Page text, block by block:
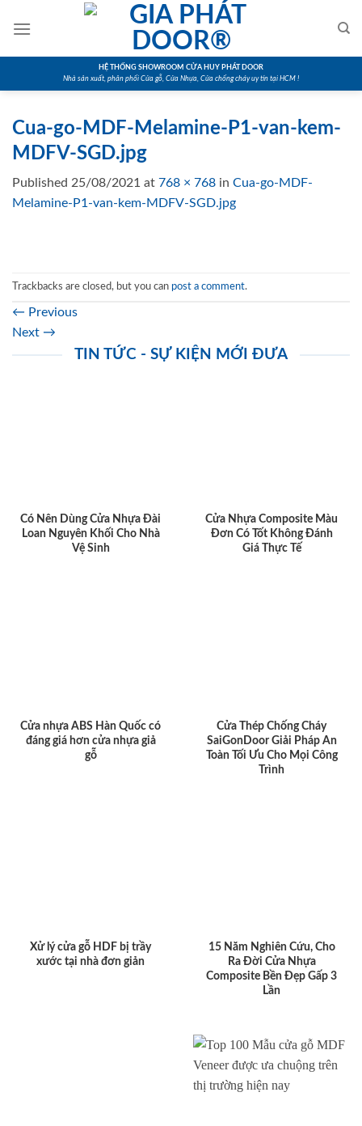
HỆ THỐNG SHOWROOM CỬA HUY PHÁT DOOR
Nhà sản xuất, phân phối Cửa gỗ, Cửa Nhựa, Cửa chống cháy uy tín tại HCM !
Cua-go-MDF-Melamine-P1-van-kem-
MDFV-SGD.jpg
Published 25/08/2021 at 768 × 768 in Cua-go-MDF-
Melamine-P1-van-kem-MDFV-SGD.jpg
Trackbacks are closed, but you can post a comment.
← Previous
Next →
TIN TỨC - SỰ KIỆN MỚI ĐƯA
Có Nên Dùng Cửa Nhựa Đài
Loan Nguyên Khối Cho Nhà
Vệ Sinh
Cửa Nhựa Composite Màu
Đơn Có Tốt Không Đánh
Giá Thực Tế
Cửa nhựa ABS Hàn Quốc có
đáng giá hơn cửa nhựa giả
gỗ
Cửa Thép Chống Cháy
SaiGonDoor Giải Pháp An
Toàn Tối Ưu Cho Mọi Công
Trình
Xử lý cửa gỗ HDF bị trầy
xước tại nhà đơn giản
15 Năm Nghiên Cứu, Cho
Ra Đời Cửa Nhựa
Composite Bền Đẹp Gấp 3
Lần